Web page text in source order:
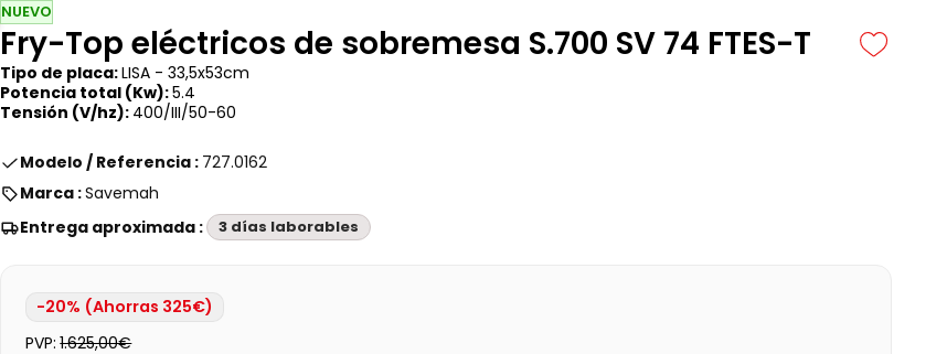
NUEVO
Fry-Top eléctricos de sobremesa S.700 SV 74 FTES-T
Tipo de placa:LISA - 33,5x53cm
Potencia total (Kw):5.4
Tensión (V/hz): 400/III/50-60
Modelo / Referencia : 727.0162
Marca :Savemah
Entrega aproximada : 3 días laborables
-20% (Ahorras 325€)
PVP: 1.625,00€